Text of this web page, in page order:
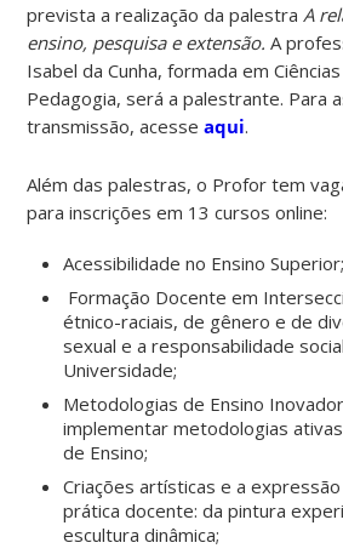
prevista a realização da palestra A
ensino, pesquisa e extensão. A
Isabel da Cunha, formada em
Pedagogia, será a palestrante. Para
transmissão, acesseaqui.
Além das palestras, o Profor tem
para inscrições em 13 cursos online:
Acessibilidade no Ensino Superior;
Formação Docente em
étnico-raciais, de gênero e de
sexual e a responsabilidade
Universidade;
Metodologias de Ensino
implementar metodologias
de Ensino;
Criações artísticas e a
prática docente: da pintura
escultura dinâmica;